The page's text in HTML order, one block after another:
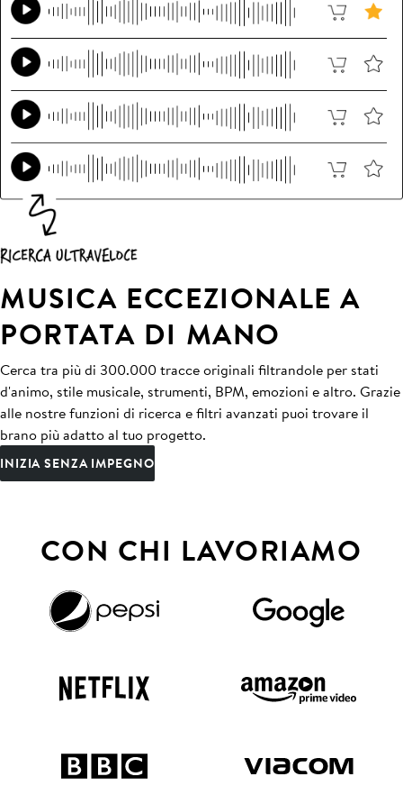
MUSICA ECCEZIONALE A
PORTATA DI MANO
Cerca tra più di 300.000 tracce originali filtrandole per stati
d'animo, stile musicale, strumenti, BPM, emozioni e altro. Grazie
alle nostre funzioni di ricerca e filtri avanzati puoi trovare il
brano più adatto al tuo progetto.
INIZIA SENZA IMPEGNO
CON CHI LAVORIAMO